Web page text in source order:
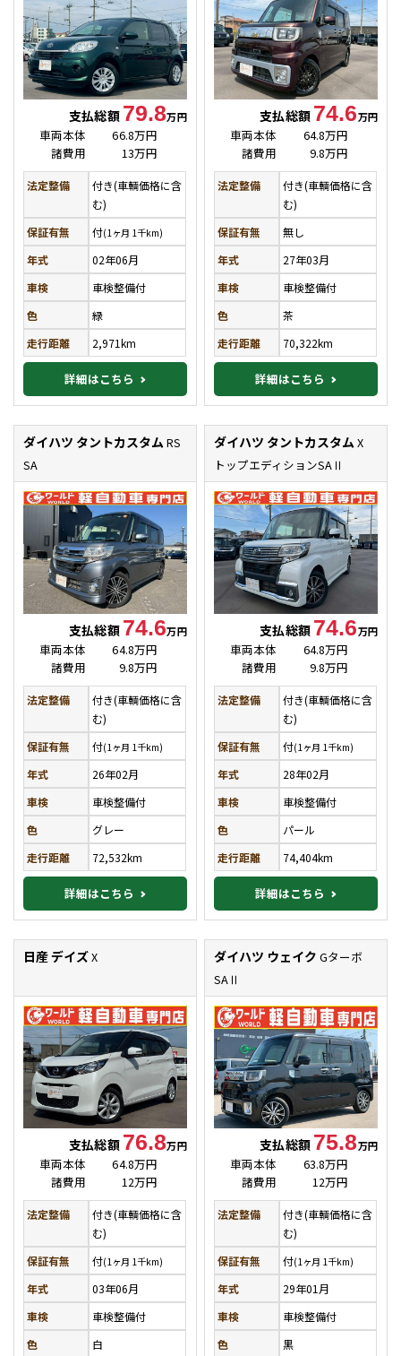
支払総額 79.8万円
車両本体
66.8万円
諸費用
13万円
法定整備
付き(車輌価格に含
む)
保証有無
付(1ヶ月 1千km)
年式
02年06月
車検
車検整備付
色
緑
走行距離
2,971km
詳細はこちら
支払総額 74.6万円
車両本体
64.8万円
諸費用
9.8万円
法定整備
付き(車輌価格に含
む)
保証有無
無し
年式
27年03月
車検
車検整備付
色
茶
走行距離
70,322km
詳細はこちら
ダイハツ タントカスタムRS
SA
支払総額 74.6万円
車両本体
64.8万円
諸費用
9.8万円
法定整備
付き(車輌価格に含
む)
保証有無
付(1ヶ月 1千km)
年式
26年02月
車検
車検整備付
色
グレー
走行距離
72,532km
詳細はこちら
ダイハツ タントカスタムX
トップエディションSAⅡ
支払総額 74.6万円
車両本体
64.8万円
諸費用
9.8万円
法定整備
付き(車輌価格に含
む)
保証有無
付(1ヶ月 1千km)
年式
28年02月
車検
車検整備付
色
パール
走行距離
74,404km
詳細はこちら
日産 デイズX
支払総額 76.8万円
車両本体
64.8万円
諸費用
12万円
法定整備
付き(車輌価格に含
む)
保証有無
付(1ヶ月 1千km)
年式
03年06月
車検
車検整備付
色
白
ダイハツ ウェイクGターボ
SAⅡ
支払総額 75.8万円
車両本体
63.8万円
諸費用
12万円
法定整備
付き(車輌価格に含
む)
保証有無
付(1ヶ月 1千km)
年式
29年01月
車検
車検整備付
色
黒